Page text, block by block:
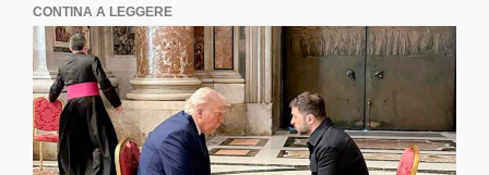
CONTINA A LEGGERE